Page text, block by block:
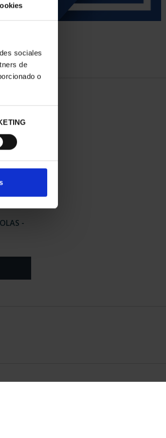
sociales
de
o
-